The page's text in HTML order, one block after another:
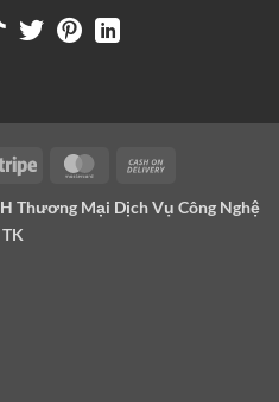
Stripe MasterCard
Delivery
Thương Mại Dịch Vụ Công Nghệ
TK